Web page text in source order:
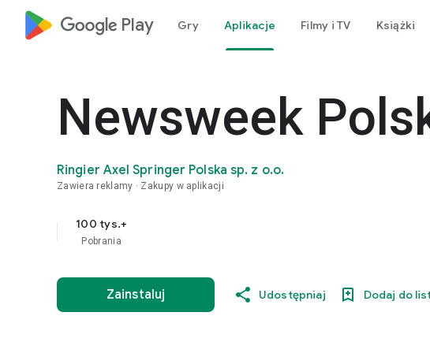
google_logo Play Gry Aplikacje Filmy i TV Książki
Newsweek
Ringier Axel Springer Polska sp. z o.o.
Zawiera reklamy Zakupy w aplikacji
100 tys.+
Pobrania
Zainstaluj Udostępniaj Dodaj do